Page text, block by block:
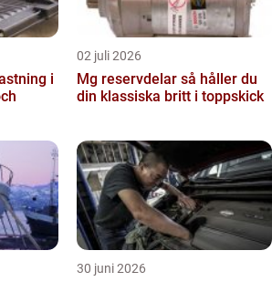
02 juli 2026
Mg reservdelar så håller du
din klassiska britt i toppskick
30 juni 2026